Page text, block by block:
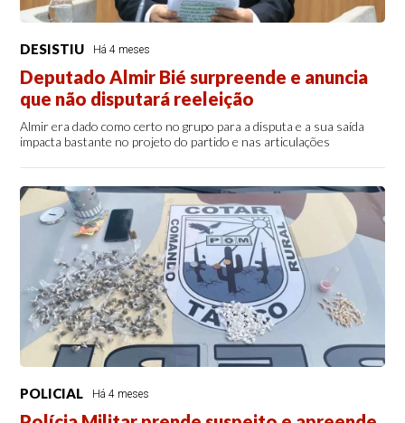
DESISTIU Há 4 meses
Deputado Almir Bié surpreende e anuncia
que não disputará reeleição
Almir era dado como certo no grupo para a disputa e a sua saída
impacta bastante no projeto do partido e nas articulações
POLICIAL Há 4 meses